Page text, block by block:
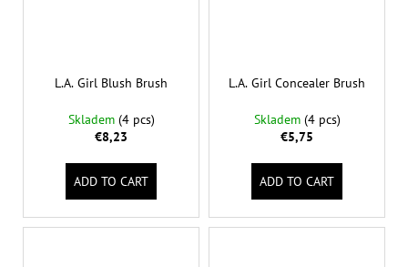
L.A. Girl Blush Brush
Skladem (4 pcs)
€8,23
ADD TO CART
L.A. Girl Concealer Brush
Skladem (4 pcs)
€5,75
ADD TO CART